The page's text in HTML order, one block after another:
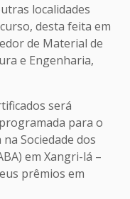
localidades
desta feita em
de Material de
e Engenharia,
será
para o
Sociedade dos
em Xangri-lá –
prêmios em